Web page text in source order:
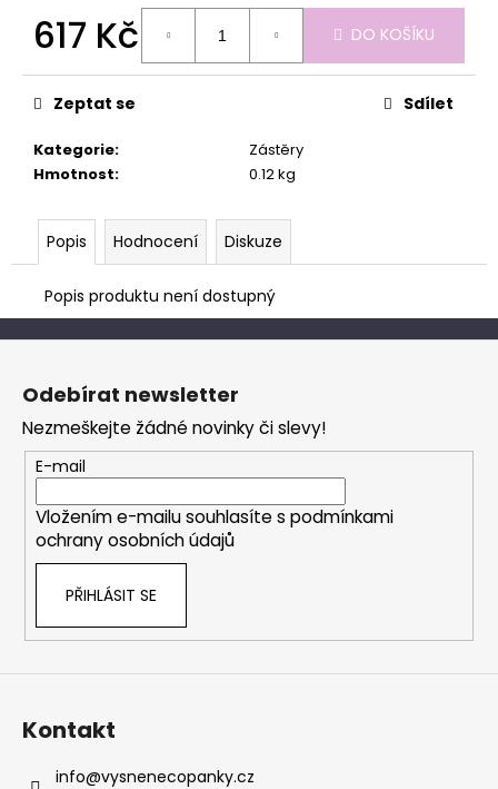
617 Kč
cena:
DO KOŠÍKU
Kategorie:
Zástěry
Hmotnost: 0.12 kg
Zeptat se Sdílet
Popis Hodnocení Diskuze
Popis produktu není dostupný
Z
Odebírat newsletter
Nezmeškejte žádné novinky či slevy!
E-mail
Vložením e-mailu souhlasíte s podmínkami
ochrany osobních údajů
PŘIHLÁSIT SE
Kontakt
info@vysnenecopanky.cz